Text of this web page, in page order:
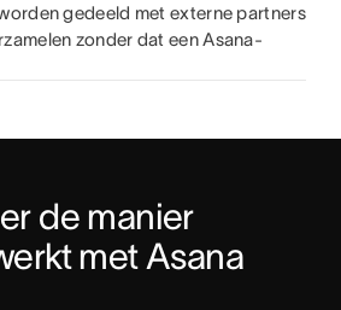
gedeeld met externe partners
zonder dat een Asana-
de manier
met Asana